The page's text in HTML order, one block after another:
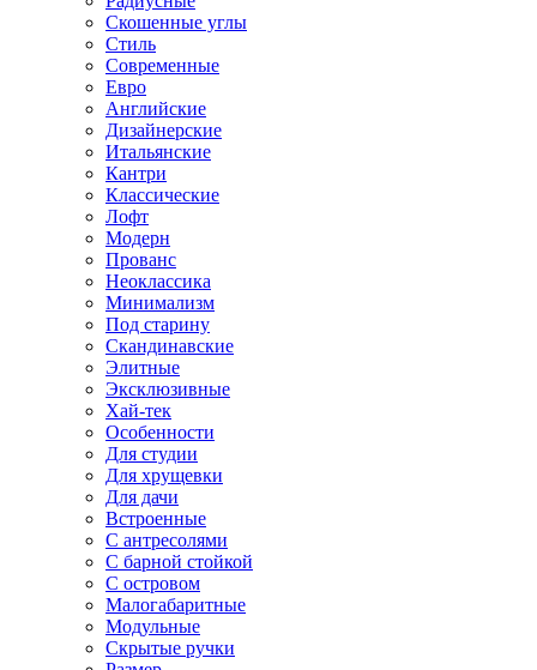
Скошенные углы
Стиль
Современные
Евро
Английские
Дизайнерские
Итальянские
Кантри
Классические
Лофт
Модерн
Прованс
Неоклассика
Минимализм
Под старину
Скандинавские
Элитные
Эксклюзивные
Хай-тек
Особенности
Для студии
Для хрущевки
Для дачи
Встроенные
С антресолями
С барной стойкой
С островом
Малогабаритные
Модульные
Скрытые ручки